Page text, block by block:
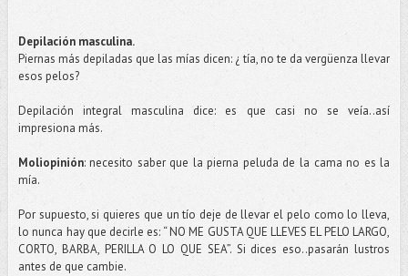
Depilación masculina.
Piernas más depiladas que las mías dicen: ¿ tía, no te da vergüenza llevar
esos pelos?
Depilación integral masculina dice: es que casi no se veía..así
impresiona más.
Moliopinión: necesito saber que la pierna peluda de la cama no es la
mía.
Por supuesto, si quieres que untío deje de llevar el pelo como lo lleva,
lo nunca hay que decirle es: “ NO ME GUSTA QUE LLEVES EL PELO LARGO,
CORTO, BARBA, PERILLA O LO QUE SEA”. Si dices eso..pasarán lustros
antes de que cambie.